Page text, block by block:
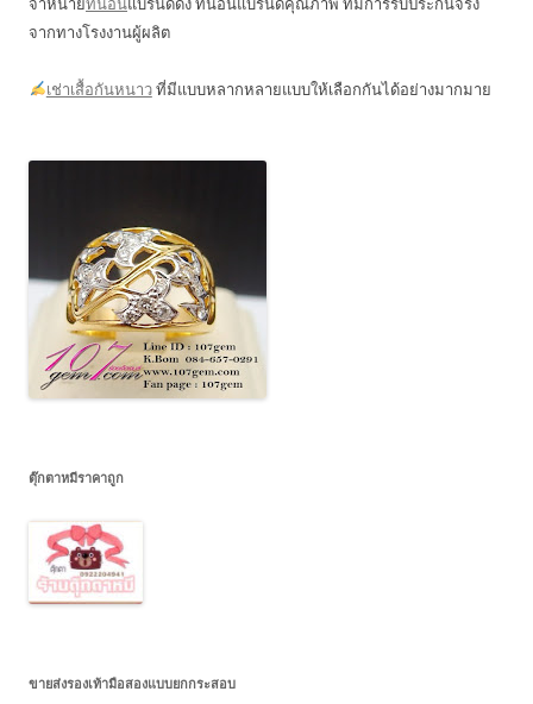
จากทางโรงงานผู้ผลิต
เช่าเสื้อกันหนาวที่มีแบบหลากหลายแบบให้เลือกกันได้อย่างมากมาย
ตุ๊กตาหมีราคาถูก
ขายส่งรองเท้ามือสองแบบยกกระสอบ